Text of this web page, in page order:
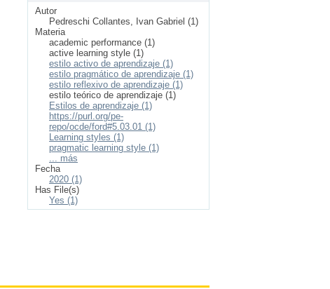
Autor
Pedreschi Collantes, Ivan Gabriel (1)
Materia
academic performance (1)
active learning style (1)
estilo activo de aprendizaje (1)
estilo pragmático de aprendizaje (1)
estilo reflexivo de aprendizaje (1)
estilo teórico de aprendizaje (1)
Estilos de aprendizaje (1)
https://purl.org/pe-
repo/ocde/ford#5.03.01 (1)
Learning styles (1)
pragmatic learning style (1)
... más
Fecha
2020 (1)
Has File(s)
Yes (1)